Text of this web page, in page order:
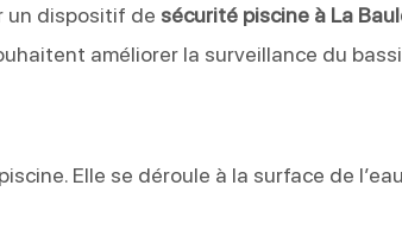
un dispositif de sécurité piscine à La
améliorer la surveillance du
Elle se déroule à la surface de